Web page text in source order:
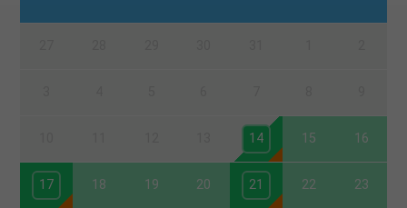
14 15 16
17 18 19 20 21 22 23